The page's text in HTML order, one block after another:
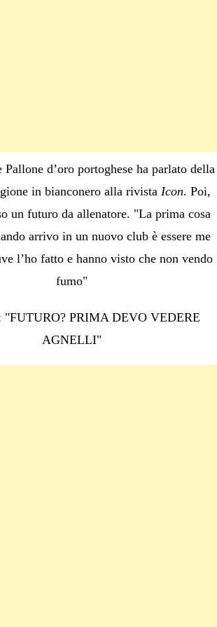
d’oro portoghese ha parlato della
in bianconero alla rivista Icon. Poi,
un futuro da allenatore. "La prima cosa
arrivo in un nuovo club è essere me
l’ho fatto e hanno visto che non vendo
fumo"
PRIMA DEVO VEDERE
AGNELLI"